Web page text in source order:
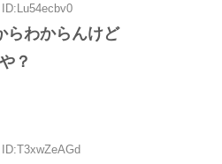
らわからんけど
？